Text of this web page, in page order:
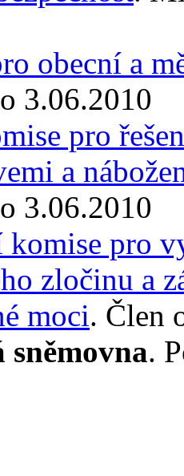
obecní a
3.06.2010
pro
a
3.06.2010
komise pro
zločinu a
moci. Člen
sněmovna.